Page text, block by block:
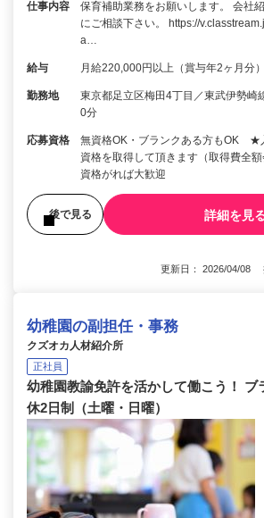
仕事内容
保育補助業務をお願いします。 会社
にご相談下さい。 https://
a…
給与 月給220,000円以上（賞与年2ヶ月分）
勤務地
東京都足立区梅田4丁目／東武伊勢崎
0分
応募資格
無資格OK・ブランクある方もOK ★
資格を取得して頂きます（取得費全
資格がれば大歓迎
後で見る 詳細を見
更新日： 2026/04/08
幼稚園の副担任・事務
クズオカ人材紹介所
正社員
幼稚園教諭免許を活かして働こう！
休2日制（土曜・日曜）